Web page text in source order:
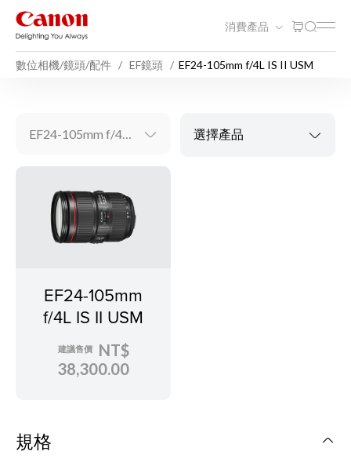
消費產品
數位相機/鏡頭/配件 EF鏡頭 EF24-105mm f/4L IS II USM
EF24-105mm f/4L IS II USM 選擇產品
EF24-105mm
f/4L IS II USM
建議售價
NT$
38,300.00
規格